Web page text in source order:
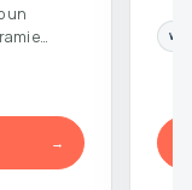
un
e…
→